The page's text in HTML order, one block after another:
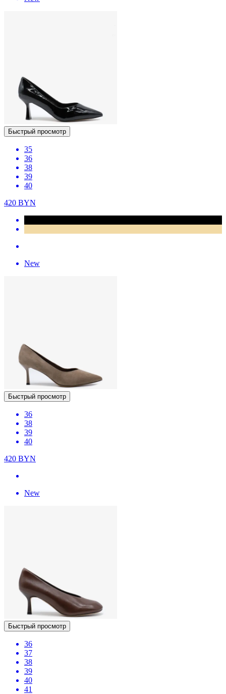
Быстрый просмотр
35
36
38
39
40
420 BYN
New
Быстрый просмотр
36
38
39
40
420 BYN
New
Быстрый просмотр
36
37
38
39
40
41